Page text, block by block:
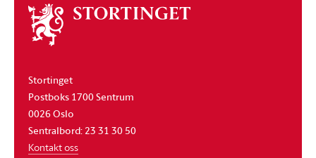
Om
stortinget
Stortinget
Postboks 1700 Sentrum
0026 Oslo
Sentralbord: 23 31 30 50
Kontakt oss